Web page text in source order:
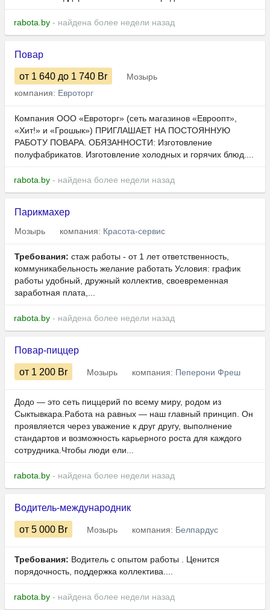
rabota.by - найдена более недели назад
Повар
от 1 640 до 1 740 Br
Мозырь
компания: Евроторг
Компания ООО «Евроторг» (сеть магазинов «Евроопт»,
«Хит!» и «Грошык») ПРИГЛАШАЕТ НА ПОСТОЯННУЮ
РАБОТУ ПОВАРА. ОБЯЗАННОСТИ: Изготовление
полуфабрикатов. Изготовление холодных и горячих блюд....
rabota.by - найдена более недели назад
Парикмахер
Мозырь компания: Красота-сервис
Требования: стаж работы - от 1 лет ответственность,
коммуникабельность желание работать Условия: график
работы удобный, дружный коллектив, своевременная
заработная плата,...
rabota.by - найдена более недели назад
Повар-пиццер
от 1 200 Br Мозырь компания: Пеперони Фреш
Додо — это сеть пиццерий по всему миру, родом из
Сыктывкара.Работа на равных — наш главный принцип. Он
проявляется через уважение к друг другу, выполнение
стандартов и возможность карьерного роста для каждого
сотрудника.Чтобы люди ели...
rabota.by - найдена более недели назад
Водитель-международник
от 5 000 Br Мозырь компания: Белпардус
Требования: Водитель с опытом работы . Ценится
порядочность, поддержка коллектива....
rabota.by - найдена более недели назад